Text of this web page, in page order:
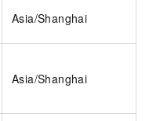
Asia/Shanghai
Asia/Shanghai